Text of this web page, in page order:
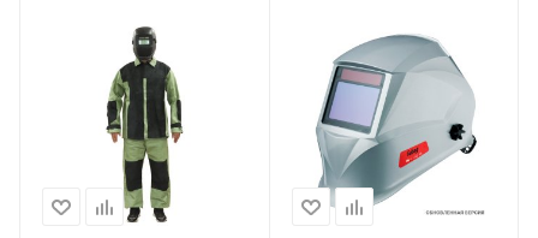
брезент, спилок
Страна изготовления
оливковые/черные
Класс защиты
Пластик
Страна изготовления
Китай
Цвет
серые
Рабочая температура,